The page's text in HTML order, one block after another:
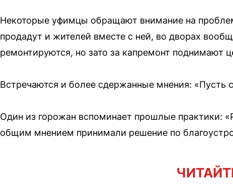
Некоторые уфимцы обращают внимание на
продадут и жителей вместе с ней, во дворах
ремонтируются, но зато за капремонт поднимают
Встречаются и более сдержанные мнения: «Пусть
Один из горожан вспоминает прошлые практики:
общим мнением принимали решение по